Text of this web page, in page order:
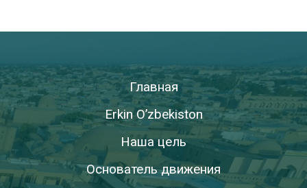
Главная
Erkin O’zbekiston
Наша цель
Основатель движения